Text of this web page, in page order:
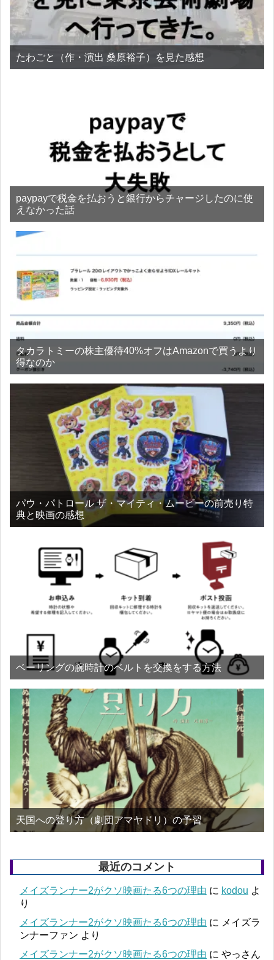
たわごと（作・演出 桑原裕子）を見た感想
paypayで税金を払おうと銀行からチャージしたのに使
えなかった話
タカラトミーの株主優待40%オフはAmazonで買うより
得なのか
パウ・パトロール ザ・マイティ・ムービーの前売り特
典と映画の感想
ベーリングの腕時計のベルトを交換をする方法
天国への登り方（劇団アマヤドリ）の予習
最近のコメント
メイズランナー2がクソ映画たる6つの理由 に kodou よ
り
メイズランナー2がクソ映画たる6つの理由 に メイズラ
ンナーファン より
メイズランナー2がクソ映画たる6つの理由 に やっさん